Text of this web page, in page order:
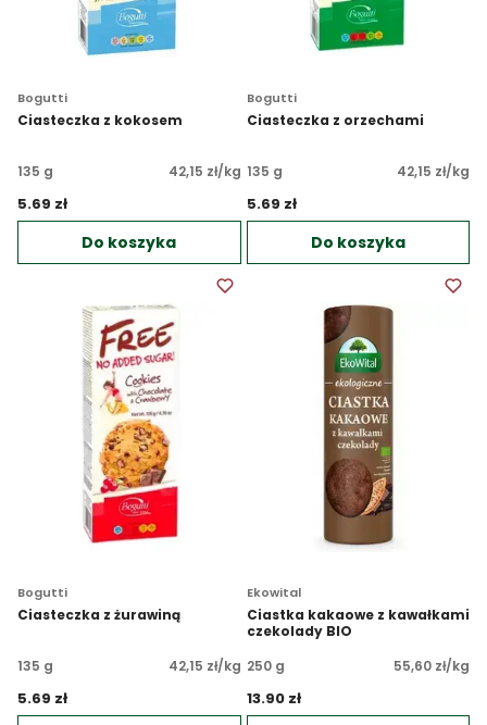
Bogutti
Ciasteczka z kokosem
135 g 42,15 zł/kg
5.69 zł
Do koszyka
Bogutti
Ciasteczka z orzechami
135 g 42,15 zł/kg
5.69 zł
Do koszyka
Bogutti
Ciasteczka z żurawiną
135 g 42,15 zł/kg
5.69 zł
Ekowital
Ciastka kakaowe z kawałkami
czekolady BIO
250 g
55,60 zł/kg
13.90 zł